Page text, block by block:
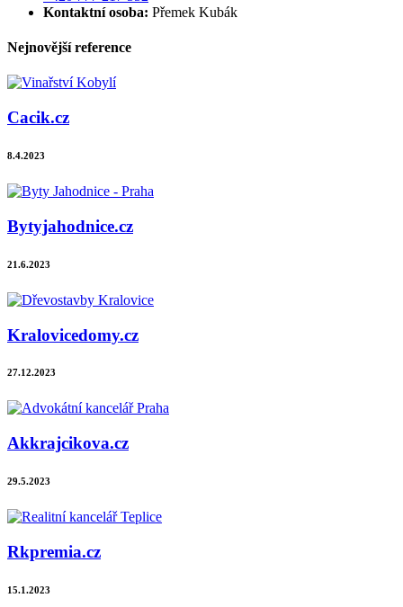
Kontaktní osoba: Přemek Kubák
Nejnovější reference
Cacik.cz
8.4.2023
Bytyjahodnice.cz
21.6.2023
Kralovicedomy.cz
27.12.2023
Akkrajcikova.cz
29.5.2023
Rkpremia.cz
15.1.2023